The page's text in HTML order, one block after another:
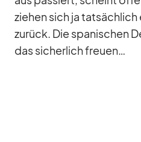
zie­hen sich ja
zu­rück. Die spa­ni­schen
das si­cher­lich freuen…